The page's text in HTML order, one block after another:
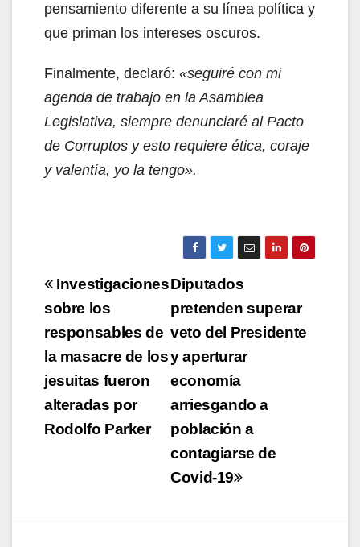
pensamiento diferente a su línea política y
que priman los intereses oscuros.
Finalmente, declaró: «seguiré con mi
agenda de trabajo en la Asamblea
Legislativa, siempre denunciaré al Pacto
de Corruptos y esto requiere ética, coraje
y valentía, yo la tengo».
Navegación
de
entradas
Diputados
pretenden superar
veto del Presidente
y aperturar
economía
arriesgando a
población a
contagiarse de
Covid-19
Investigaciones
sobre los
responsables de
la masacre de los
jesuitas fueron
alteradas por
Rodolfo Parker